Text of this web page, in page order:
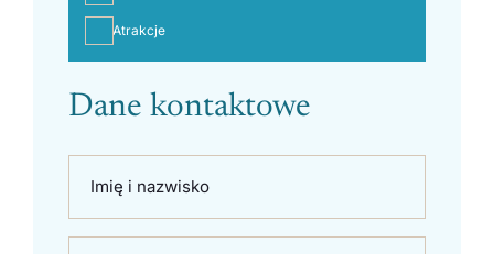
Atrakcje
Dane kontaktowe
Imię i nazwisko